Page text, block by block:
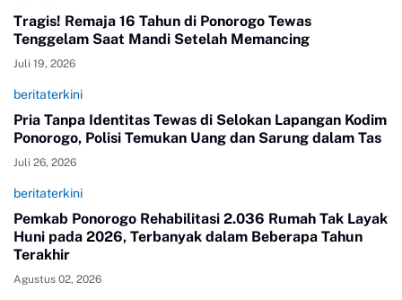
Tragis! Remaja 16 Tahun di Ponorogo Tewas
Tenggelam Saat Mandi Setelah Memancing
Juli 19, 2026
beritaterkini
Pria Tanpa Identitas Tewas di Selokan Lapangan Kodim
Ponorogo, Polisi Temukan Uang dan Sarung dalam Tas
Juli 26, 2026
beritaterkini
Pemkab Ponorogo Rehabilitasi 2.036 Rumah Tak Layak
Huni pada 2026, Terbanyak dalam Beberapa Tahun
Terakhir
Agustus 02, 2026